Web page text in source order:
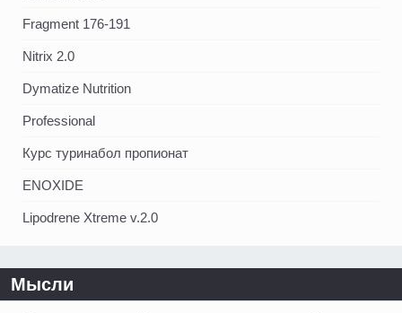
Fragment 176-191
Nitrix 2.0
Dymatize Nutrition
Professional
Курс туринабол пропионат
ENOXIDE
Lipodrene Xtreme v.2.0
Мысли